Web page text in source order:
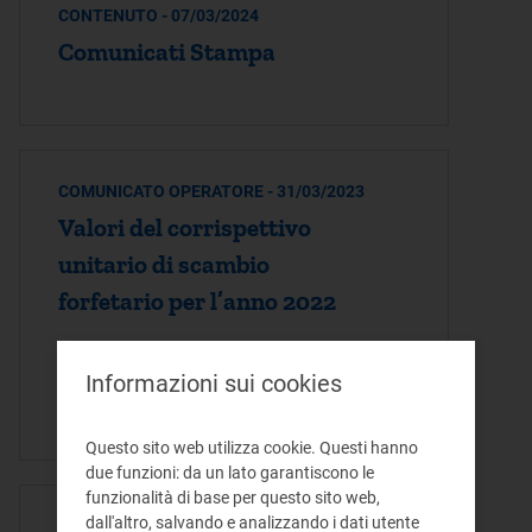
CONTENUTO - 07/03/2024
Comunicati Stampa
COMUNICATO OPERATORE - 31/03/2023
Valori del corrispettivo
unitario di scambio
forfetario per l’anno 2022
scambio forfetario per l’anno 2022 testo
COMUNICATO OPERATORE - 31/03/2022
Informazioni sui cookies
Questo sito web utilizza cookie. Questi hanno
due funzioni: da un lato garantiscono le
funzionalità di base per questo sito web,
dall'altro, salvando e analizzando i dati utente